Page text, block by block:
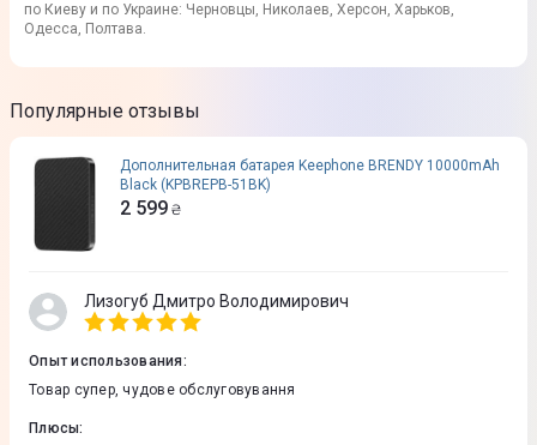
по Киеву и по Украине: Черновцы, Николаев, Херсон, Харьков,
Одесса, Полтава.
Популярные отзывы
Дополнительная батарея Keephone BRENDY 10000mAh
Black (KPBREPB-51BK)
2 599 ₴
Лизогуб Дмитро Володимирович
Опыт использования:
Товар супер, чудове обслуговування
Плюсы: